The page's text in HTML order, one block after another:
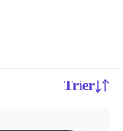
Trier